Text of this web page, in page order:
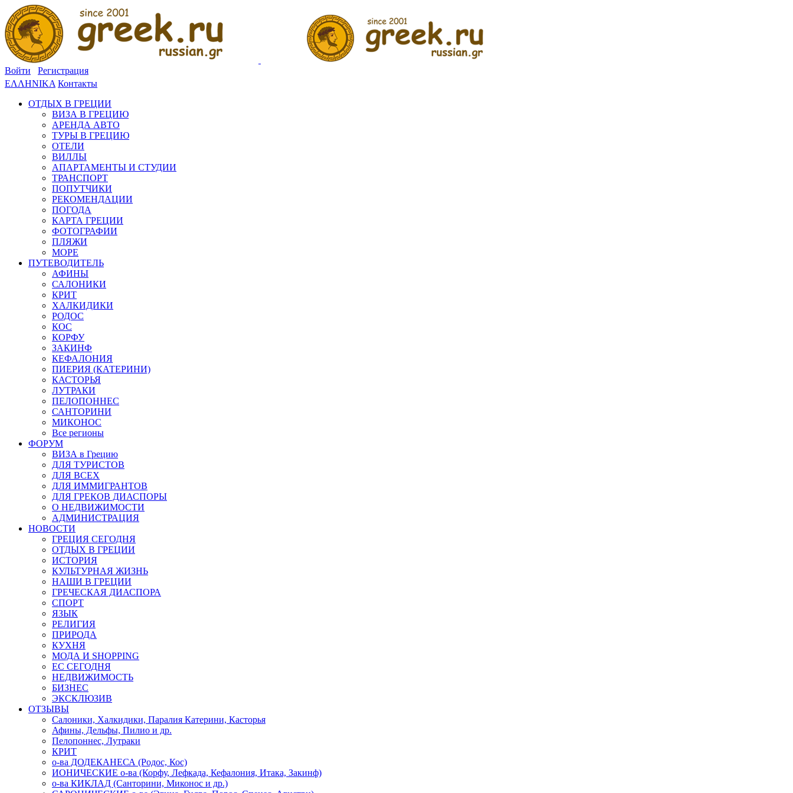
Войти
Регистрация
ΕΛΛΗΝΙΚΑ Контакты
ОТДЫХ В ГРЕЦИИ
ВИЗА В ГРЕЦИЮ
АРЕНДА АВТО
ТУРЫ В ГРЕЦИЮ
ОТЕЛИ
ВИЛЛЫ
АПАРТАМЕНТЫ И СТУДИИ
ТРАНСПОРТ
ПОПУТЧИКИ
РЕКОМЕНДАЦИИ
ПОГОДА
КАРТА ГРЕЦИИ
ФОТОГРАФИИ
ПЛЯЖИ
МОРЕ
ПУТЕВОДИТЕЛЬ
АФИНЫ
САЛОНИКИ
КРИТ
ХАЛКИДИКИ
РОДОС
КОС
КОРФУ
ЗАКИНФ
КЕФАЛОНИЯ
ПИЕРИЯ (КАТЕРИНИ)
КАСТОРЬЯ
ЛУТРАКИ
ПЕЛОПОННЕС
САНТОРИНИ
МИКОНОС
Все регионы
ФОРУМ
ВИЗА в Грецию
ДЛЯ ТУРИСТОВ
ДЛЯ ВСЕХ
ДЛЯ ИММИГРАНТОВ
ДЛЯ ГРЕКОВ ДИАСПОРЫ
О НЕДВИЖИМОСТИ
АДМИНИСТРАЦИЯ
НОВОСТИ
ГРЕЦИЯ СЕГОДНЯ
ОТДЫХ В ГРЕЦИИ
ИСТОРИЯ
КУЛЬТУРНАЯ ЖИЗНЬ
НАШИ В ГРЕЦИИ
ГРЕЧЕСКАЯ ДИАСПОРА
СПОРТ
ЯЗЫК
РЕЛИГИЯ
ПРИРОДА
КУХНЯ
МОДА И SHOPPING
ЕС СЕГОДНЯ
НЕДВИЖИМОСТЬ
БИЗНЕС
ЭКСКЛЮЗИВ
ОТЗЫВЫ
Салоники, Халкидики, Паралия Катерини, Касторья
Афины, Дельфы, Пилио и др.
Пелопоннес, Лутраки
КРИТ
о-ва ДОДЕКАНЕСА (Родос, Кос)
ИОНИЧЕСКИЕ о-ва (Корфу, Лефкада, Кефалония, Итака, Закинф)
о-ва КИКЛАД (Санторини, Миконос и др.)